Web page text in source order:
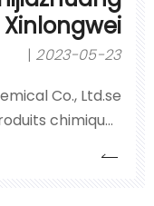
Xinlongwei
2023-05-23
Co., Ltd.se
chimiques